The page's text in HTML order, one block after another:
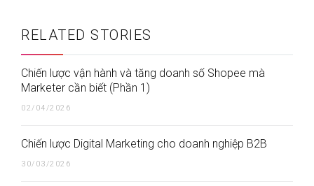
RELATED STORIES
Chiến lược vận hành và tăng doanh số Shopee mà
Marketer cần biết (Phần 1)
02/04/2026
Chiến lược Digital Marketing cho doanh nghiệp B2B
30/03/2026